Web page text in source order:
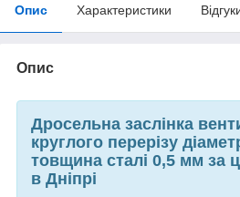
Опис Характеристики
Опис
Дросельна заслінка
круглого перерізу
товщина сталі 0,5 мм за
в Дніпрі